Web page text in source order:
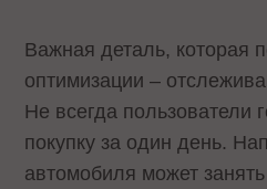
Важная деталь, которая
оптимизации –
Не всегда пользователи
покупку за один день.
автомобиля может